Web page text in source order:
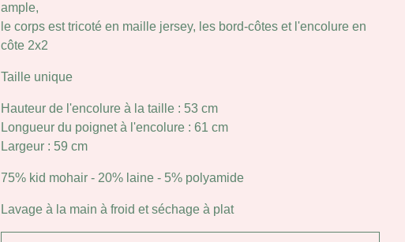
ample,
le corps est tricoté en maille jersey, les bord-côtes et l'encolure en
côte 2x2
Taille unique
Hauteur de l'encolure à la taille : 53 cm
Longueur du poignet à l'encolure : 61 cm
Largeur : 59 cm
75% kid mohair - 20% laine - 5% polyamide
Lavage à la main à froid et séchage à plat